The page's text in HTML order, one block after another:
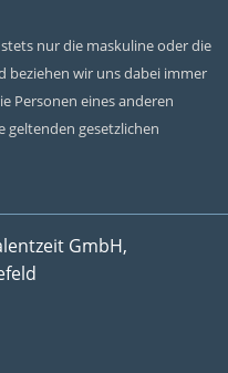
nur die maskuline oder die
beziehen wir uns dabei immer
Personen eines anderen
geltenden gesetzlichen
GmbH,